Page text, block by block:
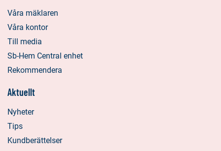
Våra mäklaren
Våra kontor
Till media
Sb-Hem Central enhet
Rekommendera
Aktuellt
Nyheter
Tips
Kundberättelser